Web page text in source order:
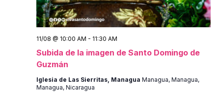
Subida de la imagen de Santo Domingo de
Guzmán
11/08 @ 10:00 AM - 11:30 AM
Iglesia de Las Sierritas, Managua Managua, Managua,
Managua, Nicaragua